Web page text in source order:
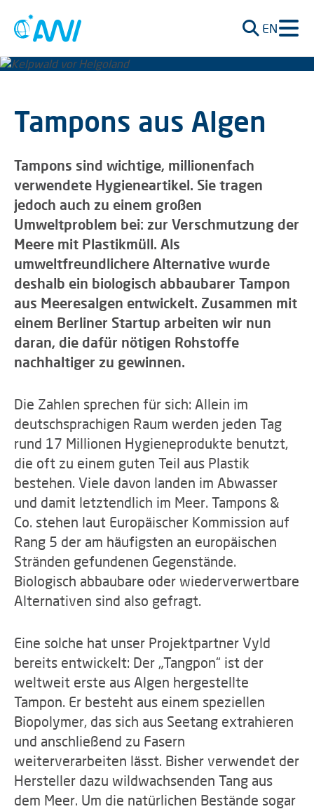
EN
Tampons aus Algen
Tampons sind wichtige, millionenfach
verwendete Hygieneartikel. Sie tragen
jedoch auch zu einem großen
Umweltproblem bei: zur Verschmutzung der
Meere mit Plastikmüll. Als
umweltfreundlichere Alternative wurde
deshalb ein biologisch abbaubarer Tampon
aus Meeresalgen entwickelt. Zusammen mit
einem Berliner Startup arbeiten wir nun
daran, die dafür nötigen Rohstoffe
nachhaltiger zu gewinnen.
Die Zahlen sprechen für sich: Allein im
deutschsprachigen Raum werden jeden Tag
rund 17 Millionen Hygieneprodukte benutzt,
die oft zu einem guten Teil aus Plastik
bestehen. Viele davon landen im Abwasser
und damit letztendlich im Meer. Tampons &
Co. stehen laut Europäischer Kommission auf
Rang 5 der am häufigsten an europäischen
Stränden gefundenen Gegenstände.
Biologisch abbaubare oder wiederverwertbare
Alternativen sind also gefragt.
Eine solche hat unser Projektpartner Vyld
bereits entwickelt: Der „Tangpon“ ist der
weltweit erste aus Algen hergestellte
Tampon. Er besteht aus einem speziellen
Biopolymer, das sich aus Seetang extrahieren
und anschließend zu Fasern
weiterverarbeiten lässt. Bisher verwendet der
Hersteller dazu wildwachsenden Tang aus
dem Meer. Um die natürlichen Bestände sogar